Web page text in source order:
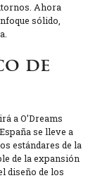
Ahora
sólido,
de
a O’Dreams
se lleve a
estándares de la
de la expansión
diseño de los